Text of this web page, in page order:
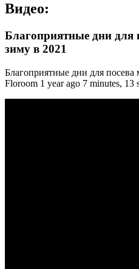
Видео:
Благоприятные дни для
зиму в 2021
Благоприятные дни для
Floroom 1 year ago 7 minutes, 13